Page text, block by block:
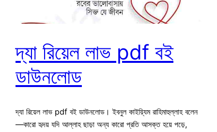
দ্যা রিয়েল লাভ pdf বই
ডাউনলোড
দ্যা রিয়েল লাভ pdf বই ডাউনলোড। ইবনুল কাইয়্যিম রাহিমাহুল্লাহ বলেন
—কারো হৃদয় যদি আল্লাহ ছাড়া অন্য কারো প্রতি আসক্ত হয়ে পড়ে,